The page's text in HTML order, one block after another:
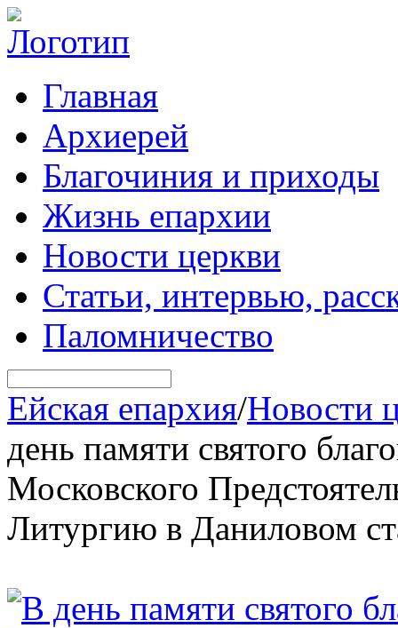
Главная
Архиерей
Благочиния и приходы
Жизнь епархии
Новости церкви
Статьи, интервью,
Паломничество
Ейская епархия/Новости
день памяти святого
Московского
Литургию в Даниловом